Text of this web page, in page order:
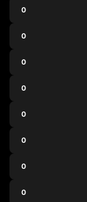
0
0
0
0
0
0
0
0